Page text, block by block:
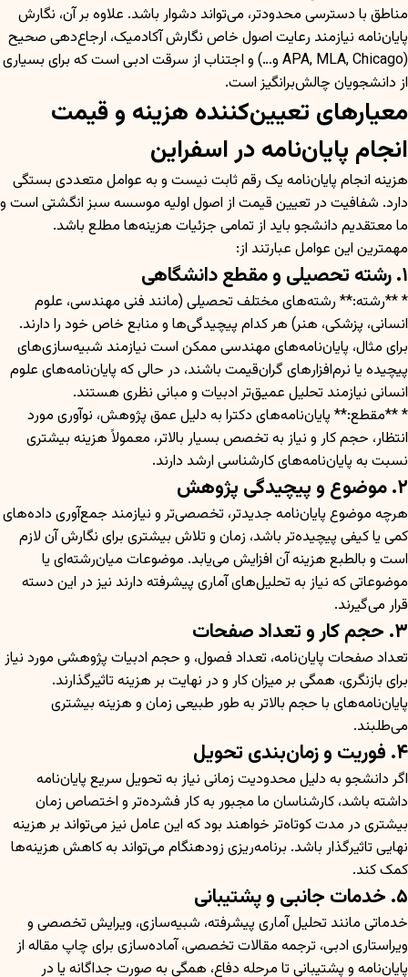
مناطق با دسترسی محدودتر، می‌تواند دشوار باشد. علاوه بر آن، نگارش
پایان‌نامه نیازمند رعایت اصول خاص نگارش آکادمیک، ارجاع‌دهی صحیح
(APA, MLA, Chicago و…) و اجتناب از سرقت ادبی است که برای بسیاری
از دانشجویان چالش‌برانگیز است.
معیارهای تعیین‌کننده هزینه و قیمت
انجام پایان‌نامه در اسفراین
هزینه انجام پایان‌نامه یک رقم ثابت نیست و به عوامل متعددی بستگی
دارد. شفافیت در تعیین قیمت از اصول اولیه موسسه سبز انگشتی است و
ما معتقدیم دانشجو باید از تمامی جزئیات هزینه‌ها مطلع باشد.
مهمترین این عوامل عبارتند از:
۱. رشته تحصیلی و مقطع دانشگاهی
* **رشته:** رشته‌های مختلف تحصیلی (مانند فنی مهندسی، علوم
انسانی، پزشکی، هنر) هر کدام پیچیدگی‌ها و منابع خاص خود را دارند.
برای مثال، پایان‌نامه‌های مهندسی ممکن است نیازمند شبیه‌سازی‌های
پیچیده یا نرم‌افزارهای گران‌قیمت باشند، در حالی که پایان‌نامه‌های علوم
انسانی نیازمند تحلیل عمیق‌تر ادبیات و مبانی نظری هستند.
* **مقطع:** پایان‌نامه‌های دکترا به دلیل عمق پژوهش، نوآوری مورد
انتظار، حجم کار و نیاز به تخصص بسیار بالاتر، معمولاً هزینه بیشتری
نسبت به پایان‌نامه‌های کارشناسی ارشد دارند.
۲. موضوع و پیچیدگی پژوهش
هرچه موضوع پایان‌نامه جدیدتر، تخصصی‌تر و نیازمند جمع‌آوری داده‌های
کمی یا کیفی پیچیده‌تر باشد، زمان و تلاش بیشتری برای نگارش آن لازم
است و بالطبع هزینه آن افزایش می‌یابد. موضوعات میان‌رشته‌ای یا
موضوعاتی که نیاز به تحلیل‌های آماری پیشرفته دارند نیز در این دسته
قرار می‌گیرند.
۳. حجم کار و تعداد صفحات
تعداد صفحات پایان‌نامه، تعداد فصول، و حجم ادبیات پژوهشی مورد نیاز
برای بازنگری، همگی بر میزان کار و در نهایت بر هزینه تاثیرگذارند.
پایان‌نامه‌های با حجم بالاتر به طور طبیعی زمان و هزینه بیشتری
می‌طلبند.
۴. فوریت و زمان‌بندی تحویل
اگر دانشجو به دلیل محدودیت زمانی نیاز به تحویل سریع پایان‌نامه
داشته باشد، کارشناسان ما مجبور به کار فشرده‌تر و اختصاص زمان
بیشتری در مدت کوتاه‌تر خواهند بود که این عامل نیز می‌تواند بر هزینه
نهایی تاثیرگذار باشد. برنامه‌ریزی زودهنگام می‌تواند به کاهش هزینه‌ها
کمک کند.
۵. خدمات جانبی و پشتیبانی
خدماتی مانند تحلیل آماری پیشرفته، شبیه‌سازی، ویرایش تخصصی و
ویراستاری ادبی، ترجمه مقالات تخصصی، آماده‌سازی برای چاپ مقاله از
پایان‌نامه و پشتیبانی تا مرحله دفاع، همگی به صورت جداگانه یا در